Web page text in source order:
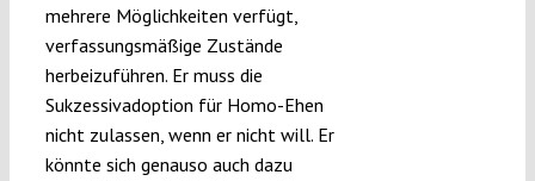
mehrere Möglichkeiten verfügt,
verfassungsmäßige Zustände
herbeizuführen. Er muss die
Sukzessivadoption für Homo-Ehen
nicht zulassen, wenn er nicht will. Er
könnte sich genauso auch dazu